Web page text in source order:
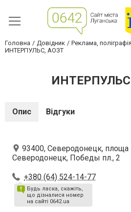
Головна Довідник Реклама, поліграфія
ИНТЕРПУЛЬС, АОЗТ
Опис Відгуки
93400, Северодонецк,
Северодонецк, Победы пл., 2
+380 (64) 524-14-77
Будь ласка, скажіть,
що дізналися номер
на сайті 0642.ua